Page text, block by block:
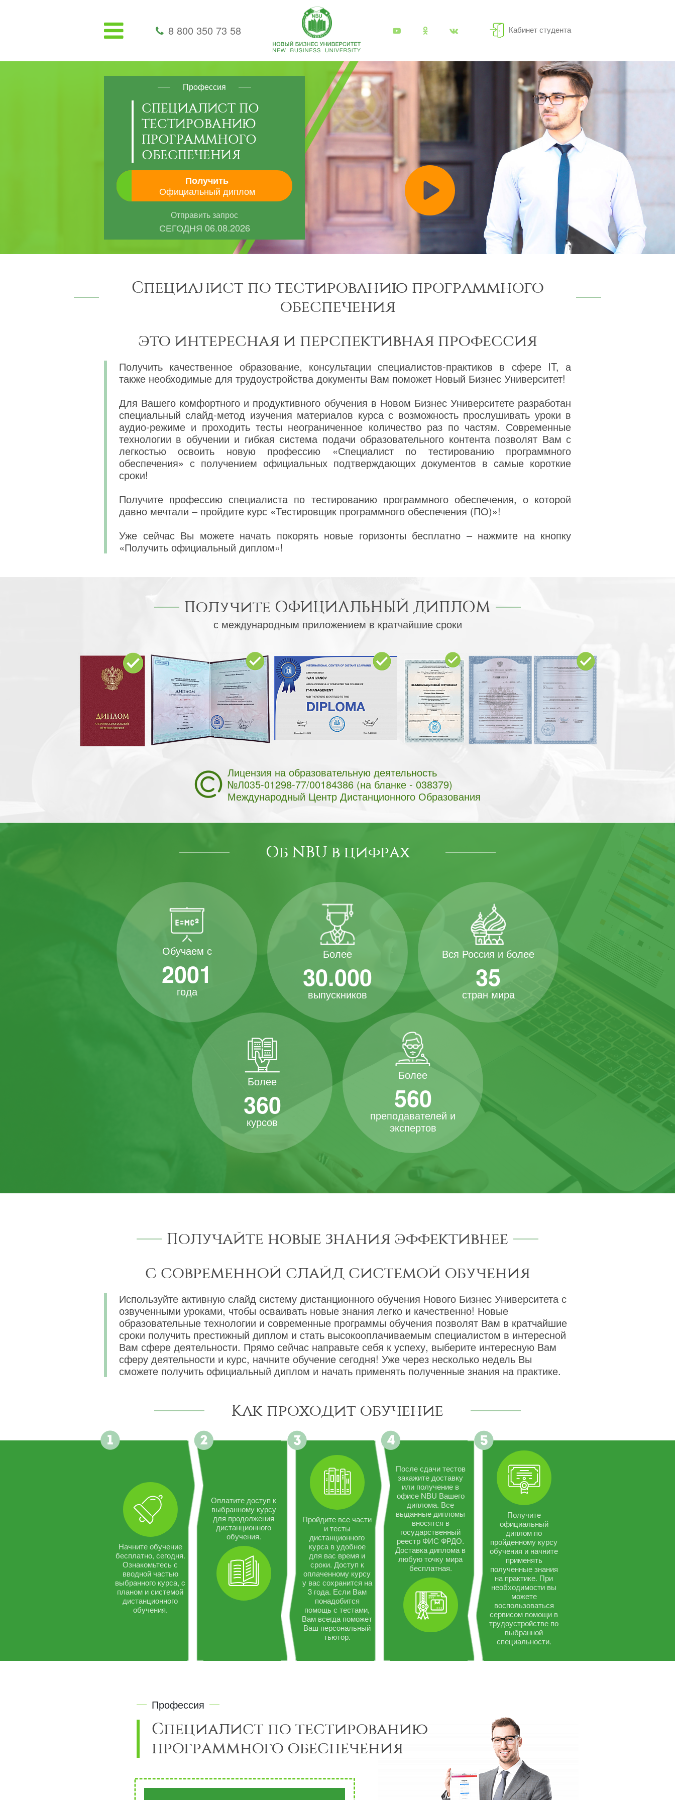
8 800 350 73 58 Кабинет студента
Профессия
СПЕЦИАЛИСТ ПО
ТЕСТИРОВАНИЮ
ПРОГРАММНОГО
ОБЕСПЕЧЕНИЯ
Получить
Официальный диплом
Отправить запрос
СЕГОДНЯ 06.08.2026
Специалист по тестированию программного
обеспечения
это интересная и перспективная профессия
Получить качественное образование, консультации специалистов-практиков в сфере IT, а
также необходимые для трудоустройства документы Вам поможет Новый Бизнес Университет!
Для Вашего комфортного и продуктивного обучения в Новом Бизнес Университете разработан
специальный слайд-метод изучения материалов курса с возможность прослушивать уроки в
аудио-режиме и проходить тесты неограниченное количество раз по частям. Современные
технологии в обучении и гибкая система подачи образовательного контента позволят Вам с
легкостью освоить новую профессию «Специалист по тестированию программного
обеспечения» с получением официальных подтверждающих документов в самые короткие
сроки!
Получите профессию специалиста по тестированию программного обеспечения, о которой
давно мечтали – пройдите курс «Тестировщик программного обеспечения (ПО)»!
Уже сейчас Вы можете начать покорять новые горизонты бесплатно – нажмите на кнопку
«Получить официальный диплом»!
Получите ОФИЦИАЛЬНЫЙ ДИПЛОМ
с международным приложением в кратчайшие сроки
Лицензия на образовательную деятельность
№Л035-01298-77/00184386 (на бланке - 038379)
Международный Центр Дистанционного Образования
Об NBU в цифрах
Обучаем с
2001
года
Более
30.000
выпускников
Вся Россия и более
35
стран мира
Более
360
курсов
Более
560
преподавателей и
экспертов
Получайте новые знания эффективнее
с современной слайд системой обучения
Используйте активную слайд систему дистанционного обучения Нового Бизнес Университета с
озвученными уроками, чтобы осваивать новые знания легко и качественно! Новые
образовательные технологии и современные программы обучения позволят Вам в кратчайшие
сроки получить престижный диплом и стать высокооплачиваемым специалистом в интересной
Вам сфере деятельности. Прямо сейчас направьте себя к успеху, выберите интересную Вам
сферу деятельности и курс, начните обучение сегодня! Уже через несколько недель Вы
сможете получить официальный диплом и начать применять полученные знания на практике.
Как проходит обучение
Начните обучение
бесплатно, сегодня.
Ознакомьтесь с
вводной частью
выбранного курса, c
планом и системой
дистанционного
обучения.
Оплатите доступ к
выбранному курсу
для продолжения
дистанционного
обучения.
Пройдите все части
и тесты
дистанционного
курса в удобное
для вас время и
сроки. Доступ к
оплаченному курсу
у вас сохранится на
3 года. Если Вам
понадобится
помощь с тестами,
Вам всегда поможет
Ваш персональный
тьютор.
После сдачи тестов
закажите доставку
или получение в
офисе NBU Вашего
диплома. Все
выданные дипломы
вносятся в
государственный
реестр ФИС ФРДО.
Доставка диплома в
любую точку мира
бесплатная.
Получите
официальный
диплом по
пройденному курсу
обучения и начните
применять
полученные знания
на практике. При
необходимости вы
можете
воспользоваться
сервисом помощи в
трудоустройстве по
выбранной
специальности.
Профессия
Специалист по тестированию
программного обеспечения